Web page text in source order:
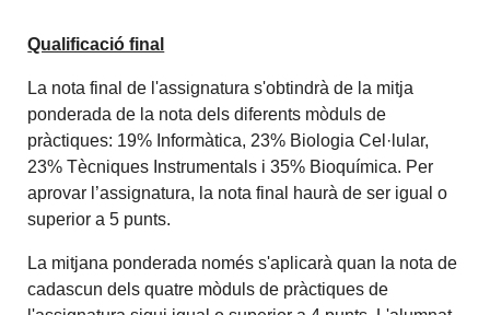
Qualificació final
La nota final de l'assignatura s'obtindrà de la mitja
ponderada de la nota dels diferents mòduls de
pràctiques: 19% Informàtica, 23% Biologia Cel·lular,
23% Tècniques Instrumentals i 35% Bioquímica. Per
aprovar l’assignatura, la nota final haurà de ser igual o
superior a 5 punts.
La mitjana ponderada només s'aplicarà quan la nota de
cadascun dels quatre mòduls de pràctiques de